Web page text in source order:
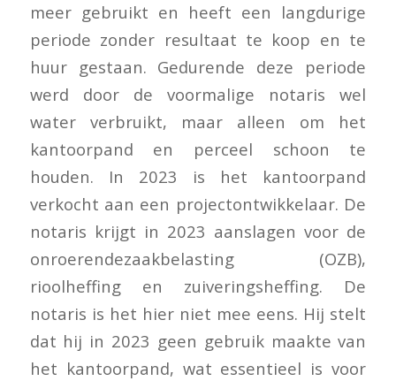
meer gebruikt en heeft een langdurige
periode zonder resultaat te koop en te
huur gestaan. Gedurende deze periode
werd door de voormalige notaris wel
water verbruikt, maar alleen om het
kantoorpand en perceel schoon te
houden. In 2023 is het kantoorpand
verkocht aan een projectontwikkelaar. De
notaris krijgt in 2023 aanslagen voor de
onroerendezaakbelasting (OZB),
rioolheffing en zuiveringsheffing. De
notaris is het hier niet mee eens. Hij stelt
dat hij in 2023 geen gebruik maakte van
het kantoorpand, wat essentieel is voor